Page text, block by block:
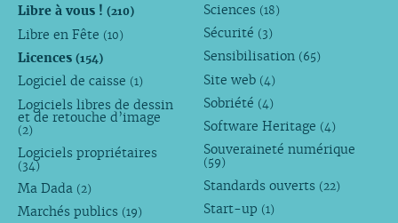
Libre à vous ! (210)
Libre en Fête (10)
Licences (154)
Logiciel de caisse (1)
Logiciels libres de dessin
et de retouche d’image
(2)
Logiciels propriétaires
(34)
Ma Dada (2)
Marchés publics (19)
Sciences (18)
Sécurité (3)
Sensibilisation (65)
Site web (4)
Sobriété (4)
Software Heritage (4)
Souveraineté numérique
(59)
Standards ouverts (22)
Start-up (1)